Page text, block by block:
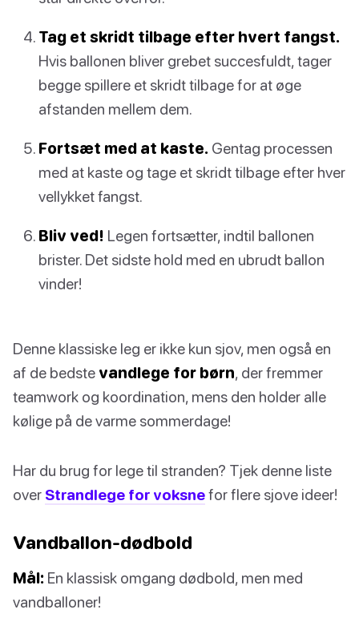
Tag et skridt tilbage efter hvert fangst.
Hvis ballonen bliver grebet succesfuldt, tager
begge spillere et skridt tilbage for at øge
afstanden mellem dem.
Fortsæt med at kaste. Gentag processen
med at kaste og tage et skridt tilbage efter hver
vellykket fangst.
Bliv ved! Legen fortsætter, indtil ballonen
brister. Det sidste hold med en ubrudt ballon
vinder!
Denne klassiske leg er ikke kun sjov, men også en
af de bedste vandlege for børn, der fremmer
teamwork og koordination, mens den holder alle
kølige på de varme sommerdage!
Har du brug for lege til stranden? Tjek denne liste
over Strandlege for voksnefor flere sjove ideer!
Vandballon-dødbold
Mål: En klassisk omgang dødbold, men med
vandballoner!